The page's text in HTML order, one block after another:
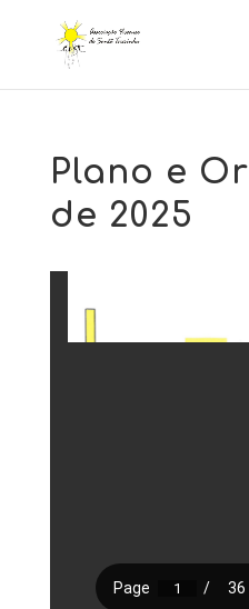
Plano e
de 2025